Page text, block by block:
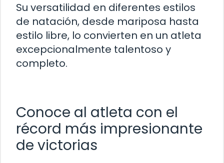
Su versatilidad en diferentes estilos
de natación, desde mariposa hasta
estilo libre, lo convierten en un atleta
excepcionalmente talentoso y
completo.
Conoce al atleta con el
récord más impresionante
de victorias